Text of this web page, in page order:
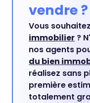
vendre ?
Vous souhaitez
immobilier ?
nos agents
du bien
réalisez sans
première
totalement